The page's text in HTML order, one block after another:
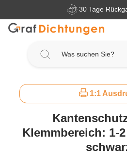
Zum Hauptinhalt springen30 Tage
1:1
Klemmbereich: 1-